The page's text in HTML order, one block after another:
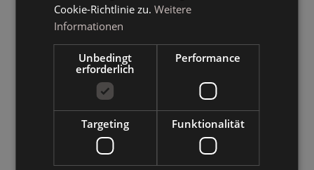
Cookie-Richtlinie zu. Weitere
Informationen
Unbedingt
erforderlich
Performance
Targeting Funktionalität